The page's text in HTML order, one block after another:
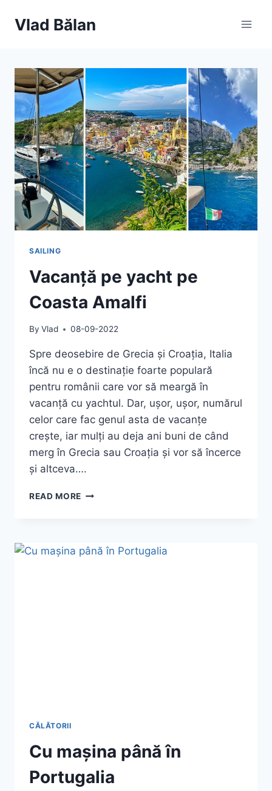
Vlad Bălan
SAILING
Vacanță pe yacht pe
Coasta Amalfi
By Vlad 08-09-2022
Spre deosebire de Grecia și Croația, Italia
încă nu e o destinație foarte populară
pentru românii care vor să meargă în
vacanță cu yachtul. Dar, ușor, ușor, numărul
celor care fac genul asta de vacanțe
crește, iar mulți au deja ani buni de când
merg în Grecia sau Croația și vor să încerce
și altceva….
READ MORE VACANȚĂ
AMALFI
CĂLĂTORII
Cu mașina până în
Portugalia